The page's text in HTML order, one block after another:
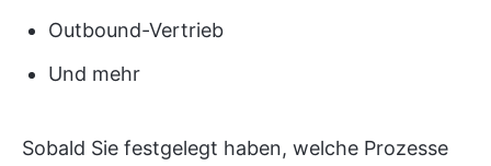
Outbound-Vertrieb
Und mehr
Sobald Sie festgelegt haben, welche Prozesse